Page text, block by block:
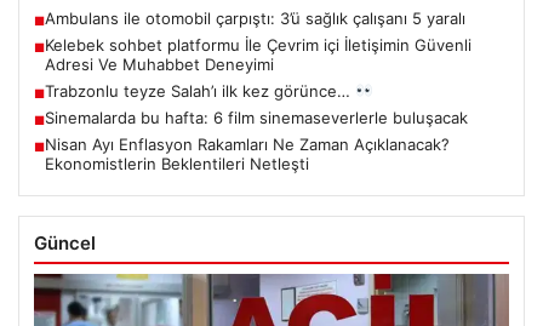
■Ambulans ile otomobil çarpıştı: 3’ü sağlık çalışanı 5 yaralı
■Kelebek sohbet platformu İle Çevrim içi İletişimin Güvenli
Adresi Ve Muhabbet Deneyimi
■Trabzonlu teyze Salah’ı ilk kez görünce…
■Sinemalarda bu hafta: 6 film sinemaseverlerle buluşacak
■Nisan Ayı Enflasyon Rakamları Ne Zaman Açıklanacak?
Ekonomistlerin Beklentileri Netleşti
Güncel